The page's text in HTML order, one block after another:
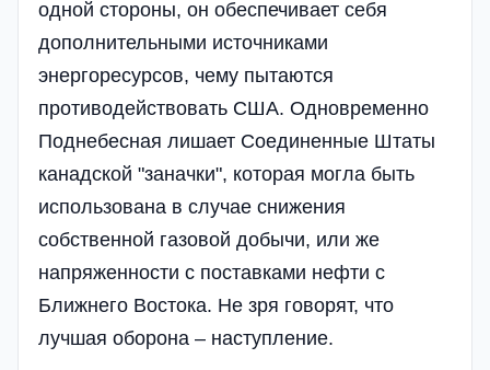
одной стороны, он обеспечивает себя
дополнительными источниками
энергоресурсов, чему пытаются
противодействовать США. Одновременно
Поднебесная лишает Соединенные Штаты
канадской "заначки", которая могла быть
использована в случае снижения
собственной газовой добычи, или же
напряженности с поставками нефти с
Ближнего Востока. Не зря говорят, что
лучшая оборона – наступление.